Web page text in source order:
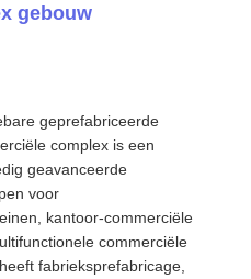
gebouw
geprefabriceerde
complex is een
geavanceerde
voor
kantoor-commerciële
commerciële
fabrieksprefabricage,